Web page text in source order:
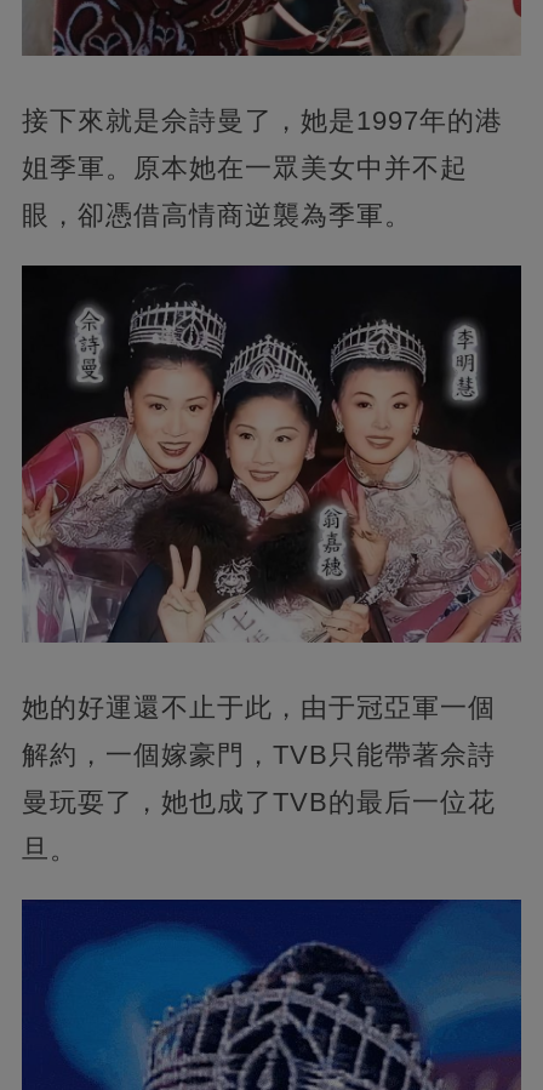
接下來就是佘詩曼了，她是1997年的港
姐季軍。原本她在一眾美女中并不起
眼，卻憑借高情商逆襲為季軍。
她的好運還不止于此，由于冠亞軍一個
解約，一個嫁豪門，TVB只能帶著佘詩
曼玩耍了，她也成了TVB的最后一位花
旦。